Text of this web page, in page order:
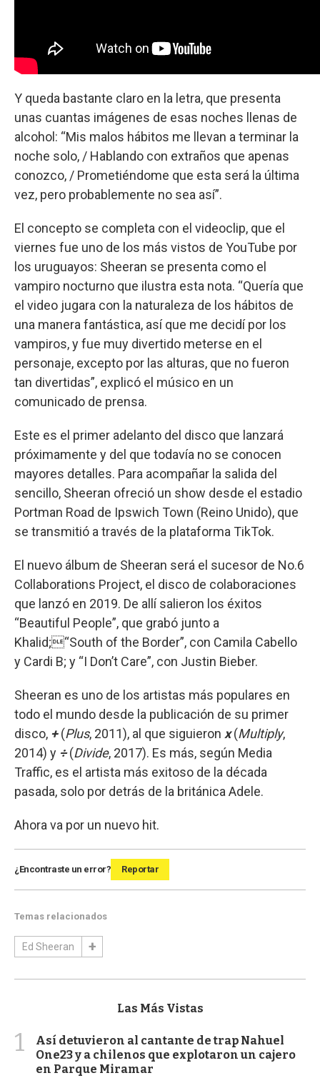
Y queda bastante claro en la letra, que presenta
unas cuantas imágenes de esas noches llenas de
alcohol: “Mis malos hábitos me llevan a terminar la
noche solo, / Hablando con extraños que apenas
conozco, / Prometiéndome que esta será la última
vez, pero probablemente no sea así”.
El concepto se completa con el videoclip, que el
viernes fue uno de los más vistos de YouTube por
los uruguayos: Sheeran se presenta como el
vampiro nocturno que ilustra esta nota. “Quería que
el video jugara con la naturaleza de los hábitos de
una manera fantástica, así que me decidí por los
vampiros, y fue muy divertido meterse en el
personaje, excepto por las alturas, que no fueron
tan divertidas”, explicó el músico en un
comunicado de prensa.
Este es el primer adelanto del disco que lanzará
próximamente y del que todavía no se conocen
mayores detalles. Para acompañar la salida del
sencillo, Sheeran ofreció un show desde el estadio
Portman Road de Ipswich Town (Reino Unido), que
se transmitió a través de la plataforma TikTok.
El nuevo álbum de Sheeran será el sucesor de No.6
Collaborations Project, el disco de colaboraciones
que lanzó en 2019. De allí salieron los éxitos
“Beautiful People”, que grabó junto a
Khalid;“South of the Border”, con Camila Cabello
y Cardi B; y “I Don’t Care”, con Justin Bieber.
Sheeran es uno de los artistas más populares en
todo el mundo desde la publicación de su primer
disco, +(Plus, 2011), al que siguieron x(Multiply,
2014) y ÷(Divide, 2017). Es más, según Media
Traffic, es el artista más exitoso de la década
pasada, solo por detrás de la británica Adele.
Ahora va por un nuevo hit.
¿Encontraste un error? Reportar
Temas relacionados
Ed Sheeran
Las Más Vistas
1
Así detuvieron al cantante de trap Nahuel
One23 y a chilenos que explotaron un cajero
en Parque Miramar